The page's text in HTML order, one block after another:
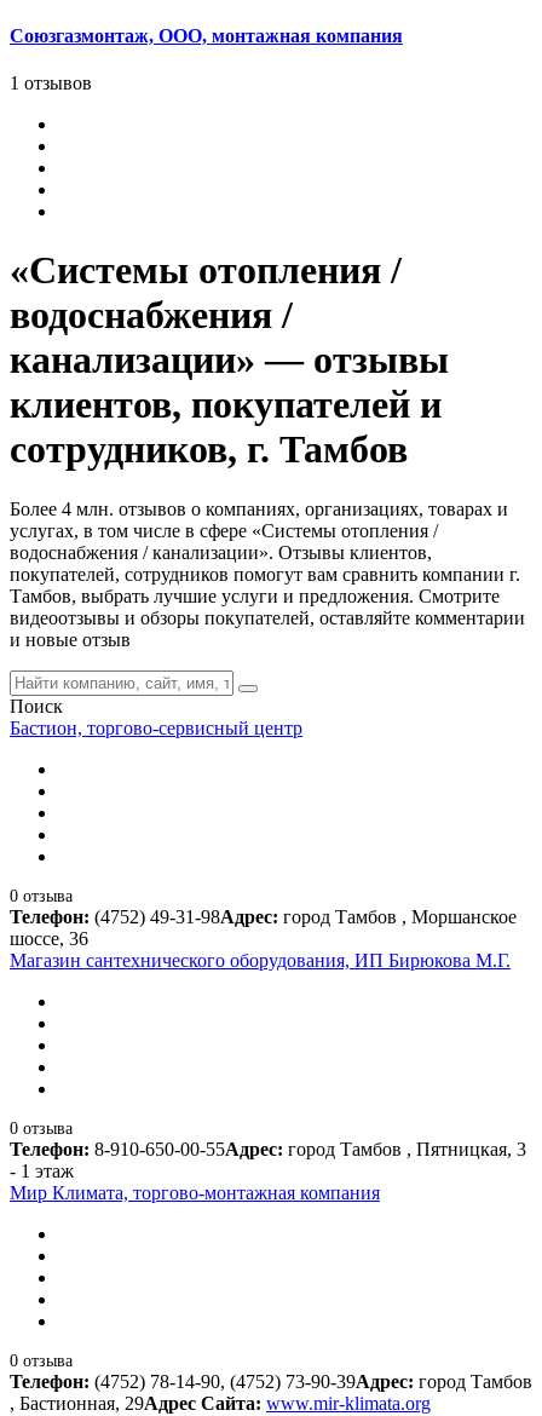
Союзгазмонтаж, ООО, монтажная компания
1 отзывов
«Системы отопления /
водоснабжения /
канализации» — отзывы
клиентов, покупателей и
сотрудников, г. Тамбов
Более 4 млн. отзывов о компаниях, организациях, товарах и
услугах, в том числе в сфере «Системы отопления /
водоснабжения / канализации». Отзывы клиентов,
покупателей, сотрудников помогут вам сравнить компании г.
Тамбов, выбрать лучшие услуги и предложения. Смотрите
видеоотзывы и обзоры покупателей, оставляйте комментарии
и новые отзыв
Поиск
Бастион, торгово-сервисный центр
0 отзыва
Телефон: (4752) 49-31-98Адрес: город Тамбов , Моршанское
шоссе, 36
Магазин сантехнического оборудования, ИП Бирюкова М.Г.
0 отзыва
Телефон: 8-910-650-00-55Адрес: город Тамбов , Пятницкая, 3
- 1 этаж
Мир Климата, торгово-монтажная компания
0 отзыва
Телефон: (4752) 78-14-90, (4752) 73-90-39Адрес: город Тамбов
, Бастионная, 29Адрес Сайта: www.mir-klimata.org